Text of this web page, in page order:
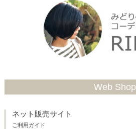
Web Shop
ネット販売サイト
ご利用ガイド